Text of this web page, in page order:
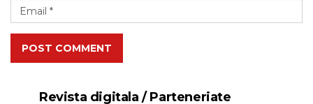
POST COMMENT
Revista digitala / Parteneriate